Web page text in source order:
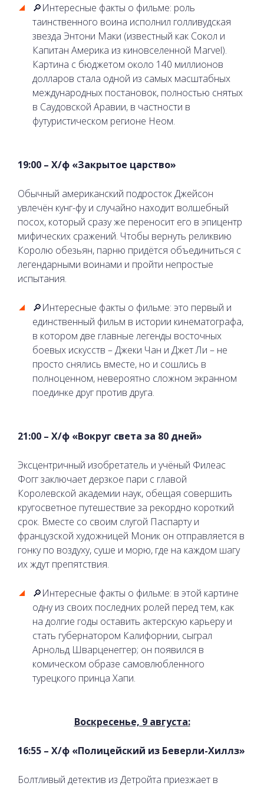
🔎Интересные факты о фильме: роль
таинственного воина исполнил голливудская
звезда Энтони Маки (известный как Сокол и
Капитан Америка из киновселенной Marvel).
Картина с бюджетом около 140 миллионов
долларов стала одной из самых масштабных
международных постановок, полностью снятых
в Саудовской Аравии, в частности в
футуристическом регионе Неом.
19:00 – Х/ф «Закрытое царство»
Обычный американский подросток Джейсон
увлечён кунг-фу и случайно находит волшебный
посох, который сразу же переносит его в эпицентр
мифических сражений. Чтобы вернуть реликвию
Королю обезьян, парню придётся объединиться с
легендарными воинами и пройти непростые
испытания.
🔎Интересные факты о фильме: это первый и
единственный фильм в истории кинематографа,
в котором две главные легенды восточных
боевых искусств – Джеки Чан и Джет Ли – не
просто снялись вместе, но и сошлись в
полноценном, невероятно сложном экранном
поединке друг против друга.
21:00 – Х/ф «Вокруг света за 80 дней»
Эксцентричный изобретатель и учёный Филеас
Фогг заключает дерзкое пари с главой
Королевской академии наук, обещая совершить
кругосветное путешествие за рекордно короткий
срок. Вместе со своим слугой Паспарту и
французской художницей Моник он отправляется в
гонку по воздуху, суше и морю, где на каждом шагу
их ждут препятствия.
🔎Интересные факты о фильме: в этой картине
одну из своих последних ролей перед тем, как
на долгие годы оставить актерскую карьеру и
стать губернатором Калифорнии, сыграл
Арнольд Шварценеггер; он появился в
комическом образе самовлюбленного
турецкого принца Хапи.
Воскресенье, 9 августа:
16:55 – Х/ф «Полицейский из Беверли-Хиллз»
Болтливый детектив из Детройта приезжает в